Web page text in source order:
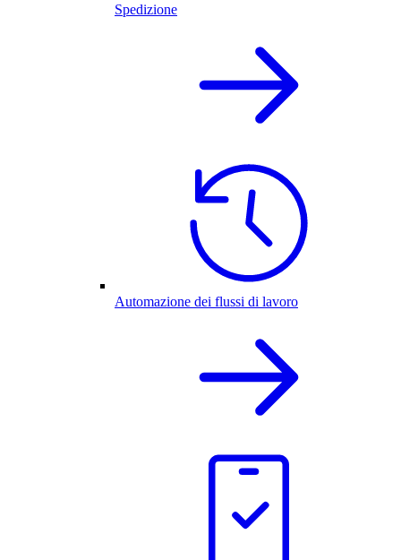
Spedizione
Automazione dei flussi di lavoro